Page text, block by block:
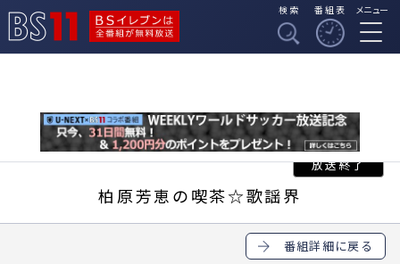
BSイレブンは全番組
検索 番組表 メニュー
柏原芳恵の喫茶☆歌謡界
番組詳細に戻る